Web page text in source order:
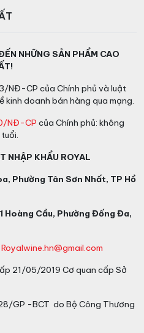
NHỮNG SẢN PHẨM CAO
NĐ-CP của Chính phủ và luật
kinh doanh bán hàng qua mạng.
NĐ-CP của Chính phủ: không
NHẬP KHẨU ROYAL
Phường Tân Sơn Nhất, TP Hồ
Hoàng Cầu, Phường Đống Đa,
Royalwine.hn@gmail.com
21/05/2019 Cơ quan cấp Sở
GP -BCT do Bộ Công Thương